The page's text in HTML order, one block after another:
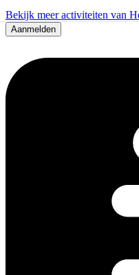
Bekijk meer activiteiten van
Aanmelden